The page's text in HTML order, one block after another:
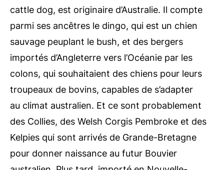
cattle dog, est originaire d’Australie. Il compte
parmi ses ancêtres le dingo, qui est un chien
sauvage peuplant le bush, et des bergers
importés d’Angleterre vers l’Océanie par les
colons, qui souhaitaient des chiens pour leurs
troupeaux de bovins, capables de s’adapter
au climat australien. Et ce sont probablement
des Collies, des Welsh Corgis Pembroke et des
Kelpies qui sont arrivés de Grande-Bretagne
pour donner naissance au futur Bouvier